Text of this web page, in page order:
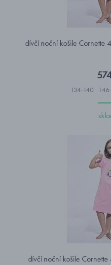
dívčí noční košile Cornette
134-140
dívčí noční košile